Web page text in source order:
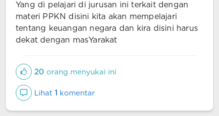
Yang di pelajari di jurusan ini terkait dengan
materi PPKN disini kita akan mempelajari
tentang keuangan negara dan kira disini harus
dekat dengan masYarakat
20 orang menyukai ini
Lihat 1 komentar